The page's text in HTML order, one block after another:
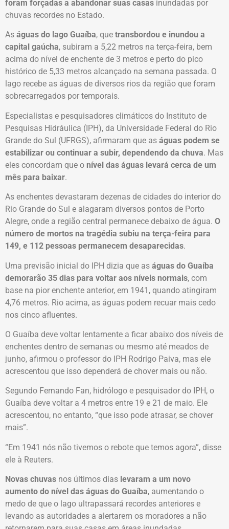
foram forçadas a abandonar suas casas inundadas por
chuvas recordes no Estado.
As águas do lago Guaíba, que transbordou e inundou a
capital gaúcha, subiram a 5,22 metros na terça-feira, bem
acima do nível de enchente de 3 metros e perto do pico
histórico de 5,33 metros alcançado na semana passada. O
lago recebe as águas de diversos rios da região que foram
sobrecarregados por temporais.
Especialistas e pesquisadores climáticos do Instituto de
Pesquisas Hidráulica (IPH), da Universidade Federal do Rio
Grande do Sul (UFRGS), afirmaram que as águas podem se
estabilizar ou continuar a subir, dependendo da chuva. Mas
eles concordam que o nível das águas levará cerca de um
mês para baixar.
As enchentes devastaram dezenas de cidades do interior do
Rio Grande do Sul e alagaram diversos pontos de Porto
Alegre, onde a região central permanece debaixo de água. O
número de mortos na tragédia subiu na terça-feira para
149, e 112 pessoas permanecem desaparecidas.
Uma previsão inicial do IPH dizia que as águas do Guaíba
demorarão 35 dias para voltar aos níveis normais, com
base na pior enchente anterior, em 1941, quando atingiram
4,76 metros. Rio acima, as águas podem recuar mais cedo
nos cinco afluentes.
O Guaíba deve voltar lentamente a ficar abaixo dos níveis de
enchentes dentro de semanas ou mesmo até meados de
junho, afirmou o professor do IPH Rodrigo Paiva, mas ele
acrescentou que isso dependerá de chover mais ou não.
Segundo Fernando Fan, hidrólogo e pesquisador do IPH, o
Guaíba deve voltar a 4 metros entre 19 e 21 de maio. Ele
acrescentou, no entanto, “que isso pode atrasar, se chover
mais”.
“Em 1941 nós não tivemos o rebote que temos agora”, disse
ele à Reuters.
Novas chuvas nos últimos dias levaram a um novo
aumento do nível das águas do Guaíba, aumentando o
medo de que o lago ultrapassará recordes anteriores e
levando as autoridades a alertarem os moradores a não